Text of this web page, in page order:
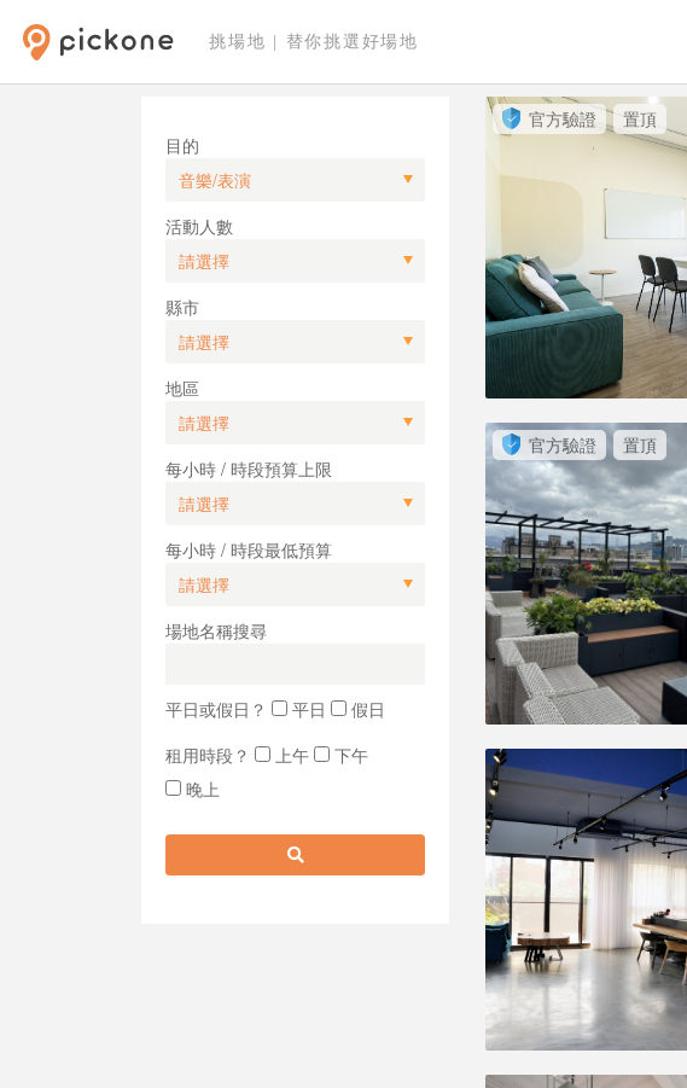
挑場地 | 替你挑選好場地
目的
活動人數
縣市
地區
每小時 / 時段預算上限
每小時 / 時段最低預算
場地名稱搜尋
平日或假日？ 平日
假日
租用時段？
上午
下午
晚上
官方驗證 置頂
官方驗證 置頂